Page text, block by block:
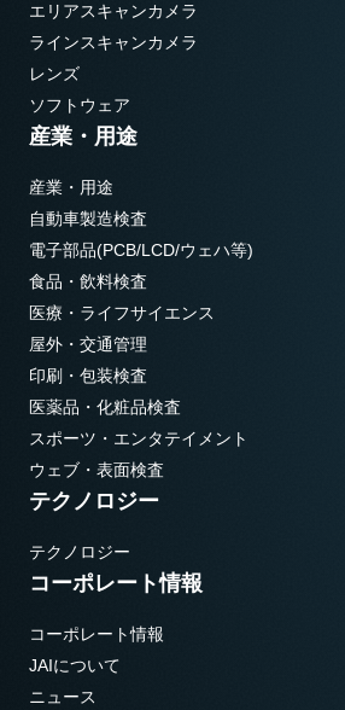
エリアスキャンカメラ
ラインスキャンカメラ
レンズ
ソフトウェア
産業・用途
産業・用途
自動車製造検査
電子部品(PCB/LCD/ウェハ等)
食品・飲料検査
医療・ライフサイエンス
屋外・交通管理
印刷・包装検査
医薬品・化粧品検査
スポーツ・エンタテイメント
ウェブ・表面検査
テクノロジー
テクノロジー
コーポレート情報
コーポレート情報
JAIについて
ニュース